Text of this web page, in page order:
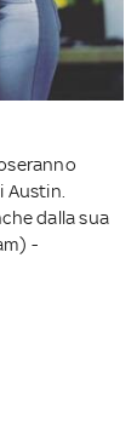
Austin.
dalla sua
-